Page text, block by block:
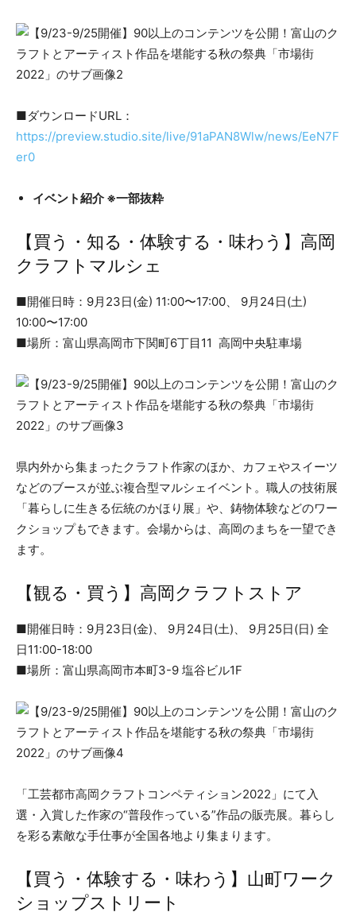
■ダウンロードURL：
https://preview.studio.site/live/91aPAN8Wlw/news/EeN7F
er0
イベント紹介 ※一部抜粋
【買う・知る・体験する・味わう】高岡
クラフトマルシェ
■開催日時：9月23日(金) 11:00〜17:00、 9月24日(土)
10:00〜17:00
■場所：富山県高岡市下関町6丁目11 高岡中央駐車場
県内外から集まったクラフト作家のほか、カフェやスイーツ
などのブースが並ぶ複合型マルシェイベント。職人の技術展
「暮らしに生きる伝統のかほり展」や、鋳物体験などのワー
クショップもできます。会場からは、高岡のまちを一望でき
ます。
【観る・買う】高岡クラフトストア
■開催日時：9月23日(金)、 9月24日(土)、 9月25日(日) 全
日11:00-18:00
■場所：富山県高岡市本町3-9 塩谷ビル1F
「工芸都市高岡クラフトコンペティション2022」にて入
選・入賞した作家の“普段作っている”作品の販売展。暮らし
を彩る素敵な手仕事が全国各地より集まります。
【買う・体験する・味わう】山町ワーク
ショップストリート